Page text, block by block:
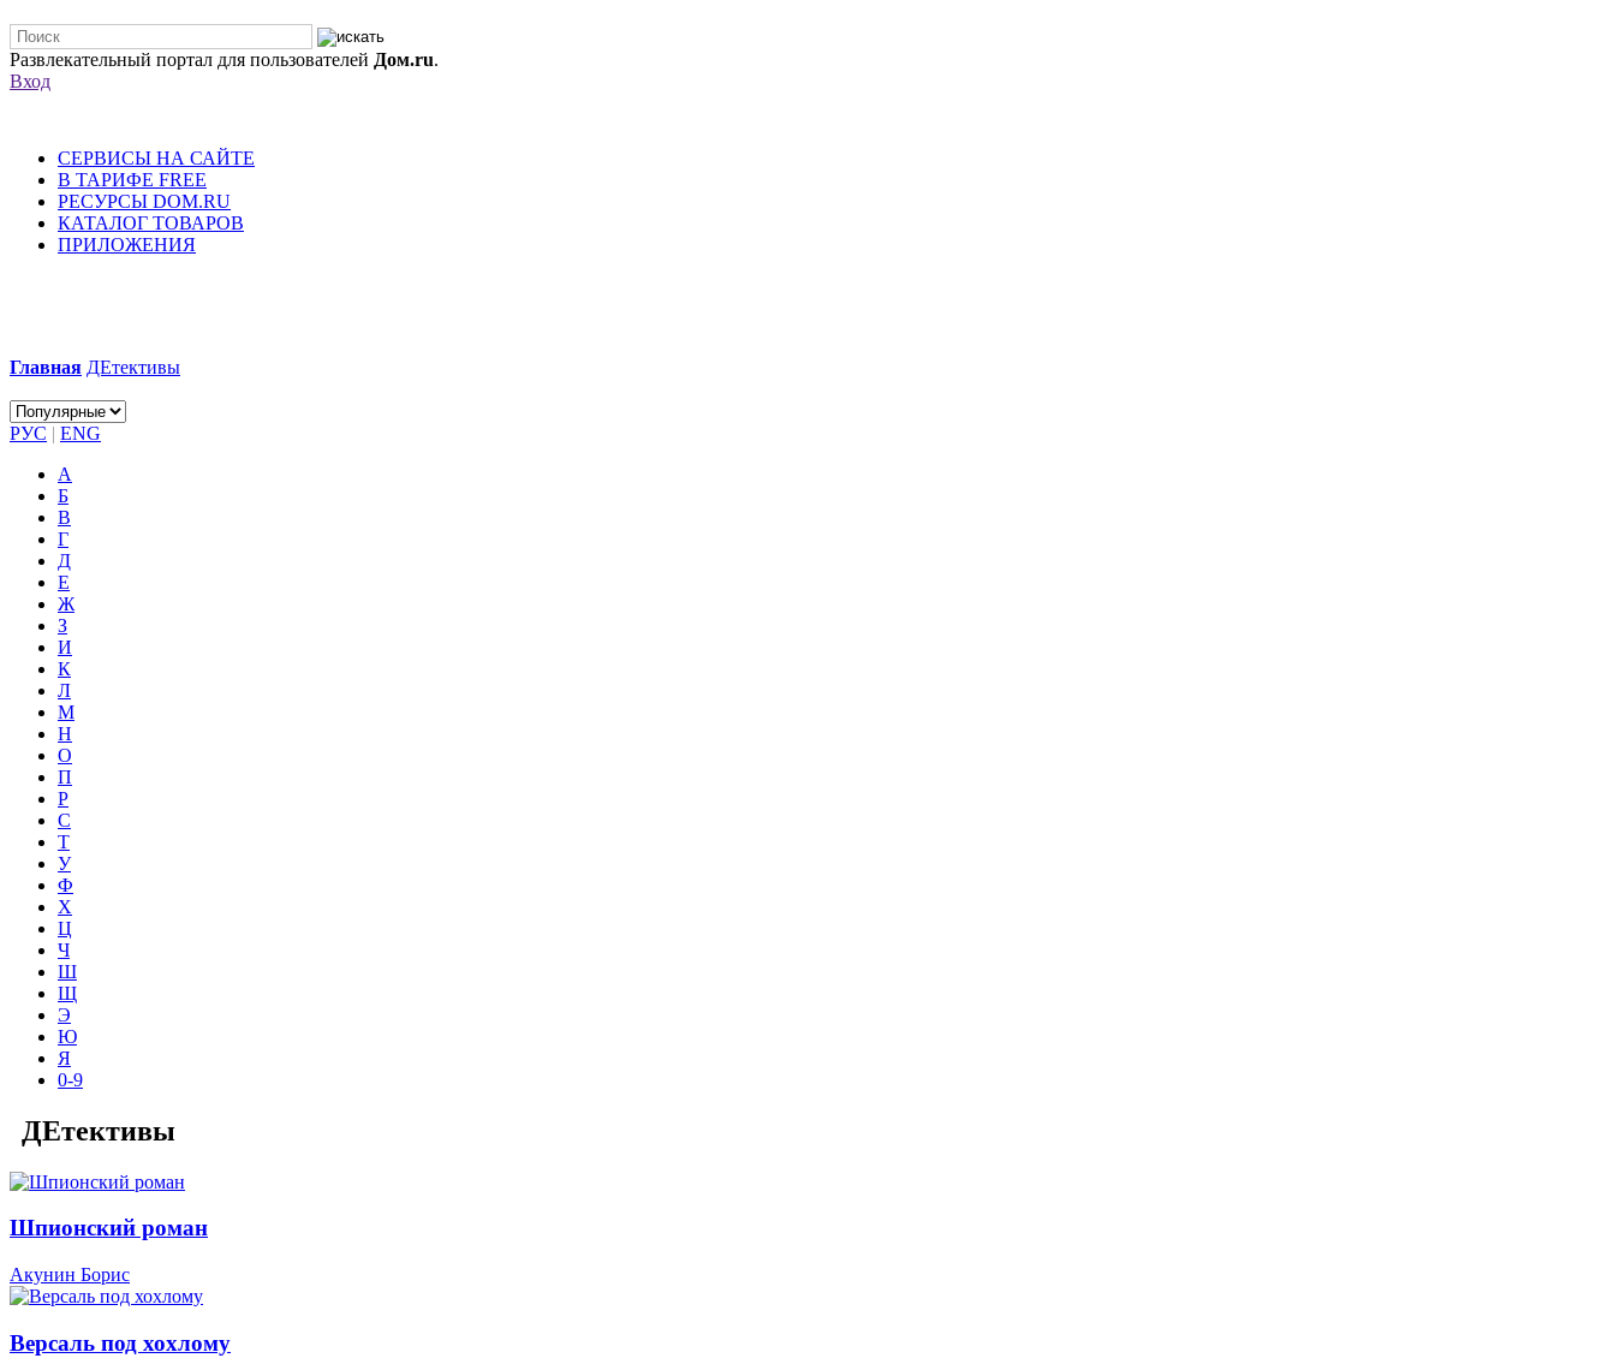
Развлекательный портал для пользователей Дом.ru.
Вход
СЕРВИСЫ НА САЙТЕ
В ТАРИФЕ FREE
РЕСУРСЫ DOM.RU
КАТАЛОГ ТОВАРОВ
ПРИЛОЖЕНИЯ
Главная ДЕтективы
РУС | ENG
А
Б
В
Г
Д
Е
Ж
З
И
К
Л
М
Н
О
П
Р
С
Т
У
Ф
Х
Ц
Ч
Ш
Щ
Э
Ю
Я
0-9
ДЕтективы
Шпионский роман
Акунин Борис
Версаль под хохлому